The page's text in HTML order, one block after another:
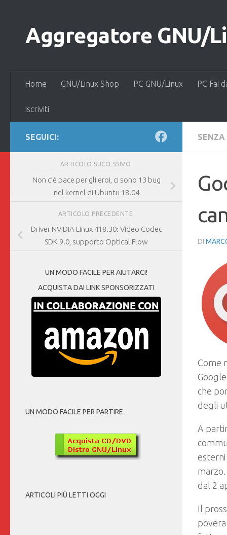
Aggregatore GNU/
Home GNU/Linux Shop PC GNU/Linux PC Fai
Iscriviti
SENZA
DI
Come
che
degli
A
dal 2
Il
SEGUICI:
ARTICOLO SUCCESSIVO
Non c’è pace per gli eroi, ci sono 13 bug
nel kernel di Ubuntu 18.04
ARTICOLO PRECEDENTE
Driver NVIDIA Linux 418.30: Video Codec
SDK 9.0, supporto Optical Flow
UN MODO FACILE PER AIUTARCI!
ACQUISTA DAI LINK SPONSORIZZATI
UN MODO FACILE PER PARTIRE
ARTICOLI PIÙ LETTI OGGI